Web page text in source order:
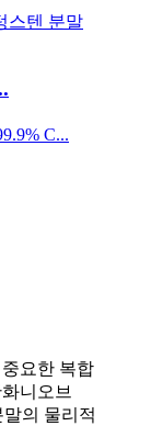
요한 복합
니오브
의 물리적